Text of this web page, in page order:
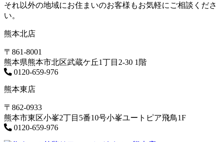
それ以外の地域にお住まいのお客様もお気軽にご相談くださ
い。
熊本北店
〒861-8001
熊本県熊本市北区武蔵ケ丘1丁目2-30 1階
0120-659-976
熊本東店
〒862-0933
熊本市東区小峯2丁目5番10号小峯ユートピア飛鳥1F
0120-659-976